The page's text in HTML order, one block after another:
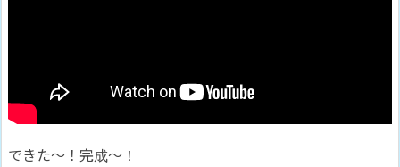
できた〜！完成〜！